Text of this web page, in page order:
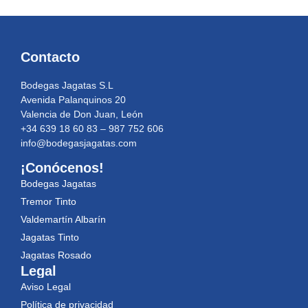
Contacto
Bodegas Jagatas S.L
Avenida Palanquinos 20
Valencia de Don Juan, León
+34 639 18 60 83 – 987 752 606
info@bodegasjagatas.com
¡Conócenos!
Bodegas Jagatas
Tremor Tinto
Valdemartín Albarín
Jagatas Tinto
Jagatas Rosado
Legal
Aviso Legal
Política de privacidad